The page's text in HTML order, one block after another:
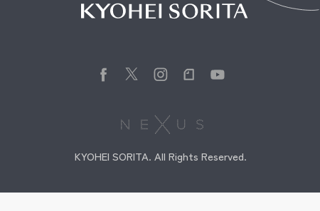
KYOHEI SORITA. All Rights Reserved.